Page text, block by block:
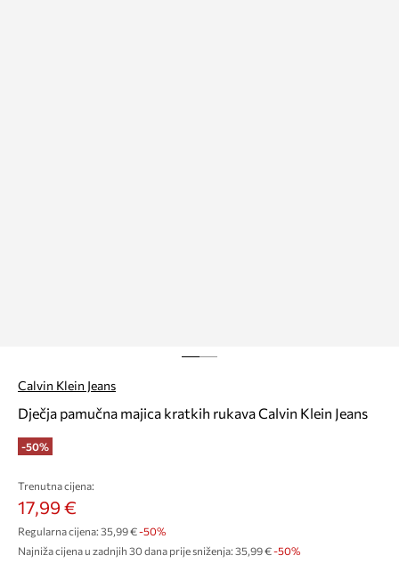
Calvin Klein Jeans
Dječja pamučna majica kratkih rukava Calvin Klein Jeans
-50%
Trenutna cijena:
17,99 €
Regularna cijena: 35,99 €-50%
Najniža cijena u zadnjih 30 dana prije sniženja: 35,99 € -50%